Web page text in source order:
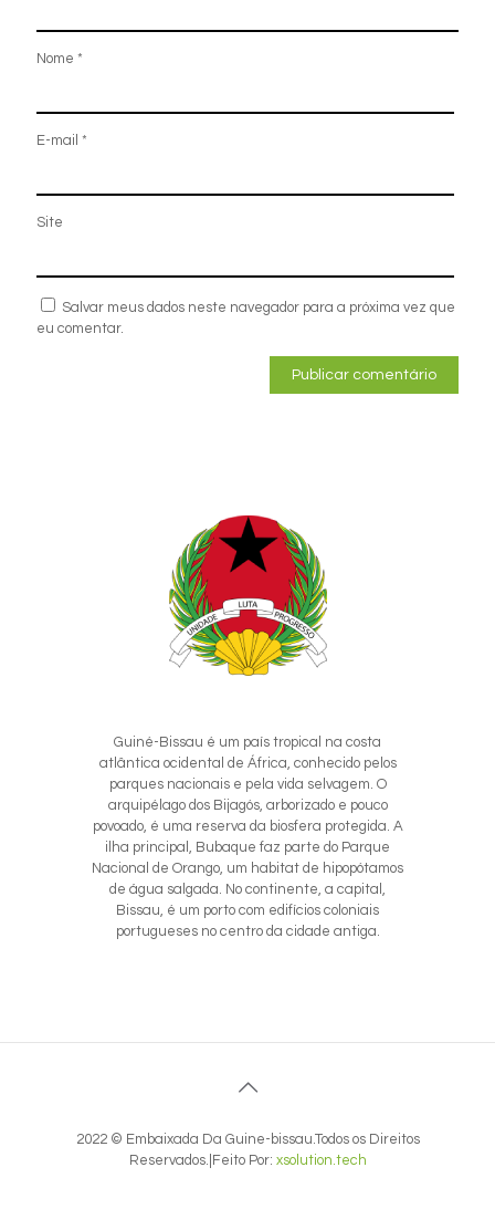
Nome *
E-mail *
Site
Salvar meus dados neste navegador para a próxima vez que
eu comentar.
Guiné-Bissau é um país tropical na costa
atlântica ocidental de África, conhecido pelos
parques nacionais e pela vida selvagem. O
arquipélago dos Bijagós, arborizado e pouco
povoado, é uma reserva da biosfera protegida. A
ilha principal, Bubaque faz parte do Parque
Nacional de Orango, um habitat de hipopótamos
de água salgada. No continente, a capital,
Bissau, é um porto com edifícios coloniais
portugueses no centro da cidade antiga.
2022 © Embaixada Da Guine-bissau.Todos os Direitos
Reservados.|Feito Por: xsolution.tech